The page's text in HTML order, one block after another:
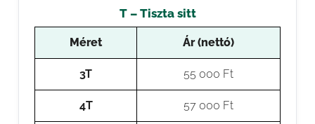
T – Tiszta sitt
Méret Ár (nettó)
3T 55 000 Ft
4T 57 000 Ft